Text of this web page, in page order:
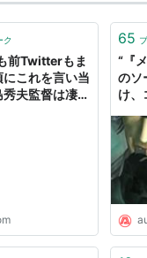
察に訪れていた大
弾を設置、多額の現
爆弾が爆発すれば
に見舞われる──。
の緊急事態に政府は
隊員、実戦へ
・シェルへの単独潜
ク
前Twitterもま
これを言い当
夫監督は凄い
65
“『
のソ
け、
ー特
構